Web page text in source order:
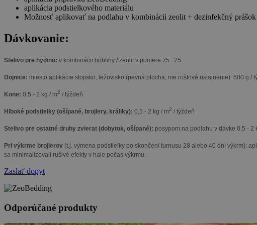
aplikácia podstielkového materiálu
Možnosť aplikovať na podlahu v kombinácii zeolit + dezinfekčný prášok
Dávkovanie:
Stelivo pre hydinu: v kombinácii hobliny / zeolit v pomere 75 : 25
Dojnice: miesto aplikácie stojisko, ležovisko (pevná plocha, nie roštové ustajnenie): 500 g /
Kone: 0,5 - 2 kg / m2 / týždeň
Hlboké podstielky (ošípané, brojlery, králiky): 0,5 - 2 kg / m2 / týždeň
Stelivo pre ostatné druhy zvierat (dobytok, ošípané): posypom na podlahu v dávke 0,5 - 2
Pri výkrme brojlerov (t.j. výmena podstielky po skončení turnusu 28 alebo 40 dní výkrm):
sa minimalizovali rušivé efekty v hale počas výkrmu.
Zaslať dopyt
Odporúčané produkty